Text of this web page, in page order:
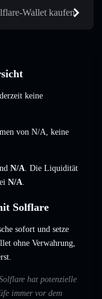
Wallet kaufen
keine
von N/A, keine
N/A. Die Liquidität
N/A.
Solflare
sofort und setze
ohne Verwahrung,
hat potenzielle
immer vor dem